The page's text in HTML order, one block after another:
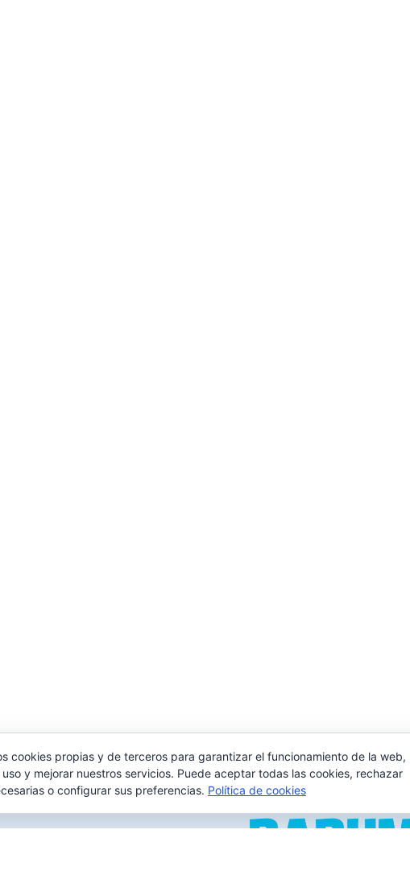
cookies propias y de terceros para garantizar el funcionamiento de la web,
uso y mejorar nuestros servicios. Puede aceptar todas las cookies, rechazar
o configurar sus preferencias. Política de cookies